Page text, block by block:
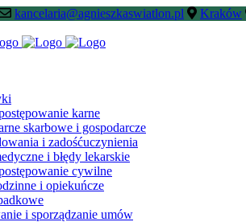
kancelaria@agnieszkaswiatlon.pl Kraków
karne
skarbowe i gospodarcze
i zadośćuczynienia
i błędy lekarskie
cywilne
i opiekuńcze
i sporządzanie umów